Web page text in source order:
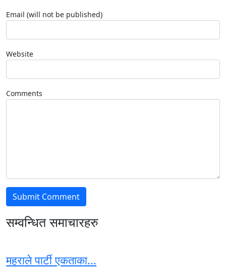
Email (will not be published)
Website
Comments
सम्वन्धित समाचारहरु
महराले पार्टी एकताका...